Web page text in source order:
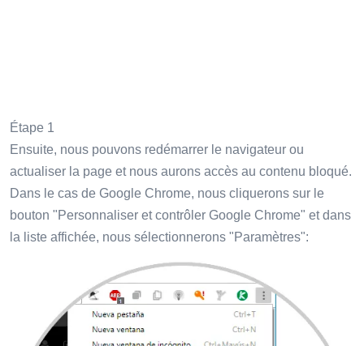
Étape 1
Ensuite, nous pouvons redémarrer le navigateur ou
actualiser la page et nous aurons accès au contenu bloqué.
Dans le cas de Google Chrome, nous cliquerons sur le
bouton "Personnaliser et contrôler Google Chrome" et dans
la liste affichée, nous sélectionnerons "Paramètres":